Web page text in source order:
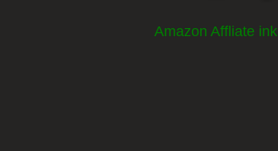
Amazon Affliate ink